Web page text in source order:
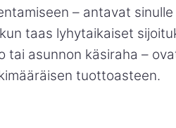
– antavat
taas lyhytaikaiset
tai asunnon käsiraha –
tuottoasteen.